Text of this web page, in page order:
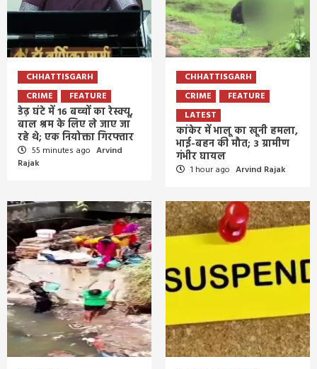
CHHATTISGARH
CRIME
FEATURE
डेढ़ घंटे में 16 बच्चों का रेस्क्यू,
बाल श्रम के लिए ले जाए जा
रहे थे; एक नियोक्ता गिरफ्तार
55 minutes ago Arvind
Rajak
CHHATTISGARH
CRIME
FEATURE
LATEST
कांकेर में भालू का खूनी हमला,
भाई-बहन की मौत; 3 ग्रामीण
गंभीर घायल
1 hour ago Arvind Rajak